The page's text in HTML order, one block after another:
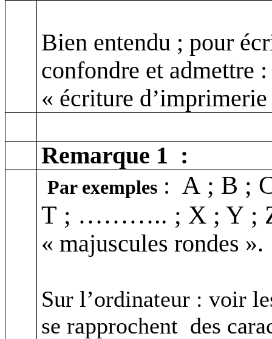
Bien entendu ; pour
confondre et admettre :
« écriture
Remarque 1 :
Par exemples : A ; B ;
T ; ……….. ; X ; Y ;
« majuscules rondes ».
Sur l’ordinateur : voir
se rapprochent des